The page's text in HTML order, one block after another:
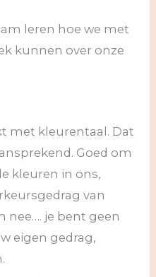
leren hoe we met
kunnen over onze
met kleurentaal. Dat
Goed om
kleuren in ons,
van
nee…. je bent geen
eigen gedrag,